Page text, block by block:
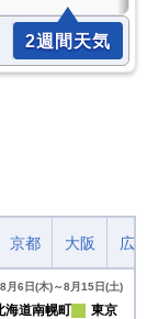
2週間天気
京都 大阪 広
月6日(木)～8月15日(土)
海道南幌町 東京